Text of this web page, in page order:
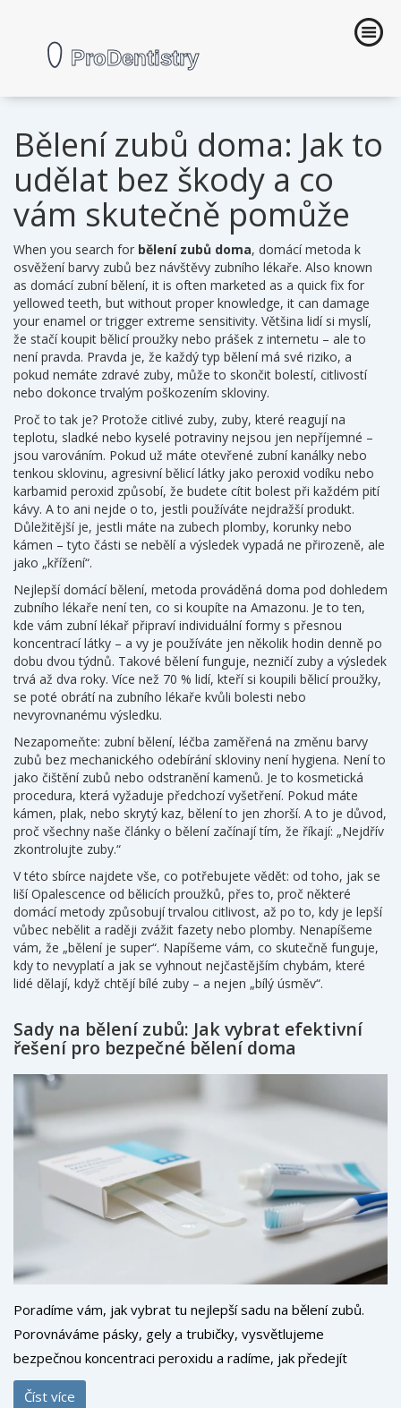
Bělení zubů doma: Jak to
udělat bez škody a co
vám skutečně pomůže
When you search for bělení zubů doma, domácí metoda k
osvěžení barvy zubů bez návštěvy zubního lékaře. Also known
as domácí zubní bělení, it is often marketed as a quick fix for
yellowed teeth, but without proper knowledge, it can damage
your enamel or trigger extreme sensitivity. Většina lidí si myslí,
že stačí koupit bělicí proužky nebo prášek z internetu – ale to
není pravda. Pravda je, že každý typ bělení má své riziko, a
pokud nemáte zdravé zuby, může to skončit bolestí, citlivostí
nebo dokonce trvalým poškozením skloviny.
Proč to tak je? Protože citlivé zuby, zuby, které reagují na
teplotu, sladké nebo kyselé potraviny nejsou jen nepříjemné –
jsou varováním. Pokud už máte otevřené zubní kanálky nebo
tenkou sklovinu, agresivní bělicí látky jako peroxid vodíku nebo
karbamid peroxid způsobí, že budete cítit bolest při každém pití
kávy. A to ani nejde o to, jestli používáte nejdražší produkt.
Důležitější je, jestli máte na zubech plomby, korunky nebo
kámen – tyto části se nebělí a výsledek vypadá ne přirozeně, ale
jako „křížení“.
Nejlepšídomácí bělení, metoda prováděná doma pod dohledem
zubního lékaře není ten, co si koupíte na Amazonu. Je to ten,
kde vám zubní lékař připraví individuální formy s přesnou
koncentrací látky – a vy je používáte jen několik hodin denně po
dobu dvou týdnů. Takové bělení funguje, nezničí zuby a výsledek
trvá až dva roky. Více než 70 % lidí, kteří si koupili bělicí proužky,
se poté obrátí na zubního lékaře kvůli bolesti nebo
nevyrovnanému výsledku.
Nezapomeňte: zubní bělení, léčba zaměřená na změnu barvy
zubů bez mechanického odebírání skloviny není hygiena. Není to
jako čištění zubů nebo odstranění kamenů. Je to kosmetická
procedura, která vyžaduje předchozí vyšetření. Pokud máte
kámen, plak, nebo skrytý kaz, bělení to jen zhorší. A to je důvod,
proč všechny naše články o bělení začínají tím, že říkají: „Nejdřív
zkontrolujte zuby.“
V této sbírce najdete vše, co potřebujete vědět: od toho, jak se
liší Opalescence od bělicích proužků, přes to, proč některé
domácí metody způsobují trvalou citlivost, až po to, kdy je lepší
vůbec nebělit a raději zvážit fazety nebo plomby. Nenapíšeme
vám, že „bělení je super“. Napíšeme vám, co skutečně funguje,
kdy to nevyplatí a jak se vyhnout nejčastějším chybám, které
lidé dělají, když chtějí bílé zuby – a nejen „bílý úsměv“.
Sady na bělení zubů: Jak vybrat efektivní
řešení pro bezpečné bělení doma
Poradíme vám, jak vybrat tu nejlepší sadu na bělení zubů.
Porovnáváme pásky, gely a trubičky, vysvětlujeme
bezpečnou koncentraci peroxidu a radíme, jak předejít
citlivosti.
Číst více